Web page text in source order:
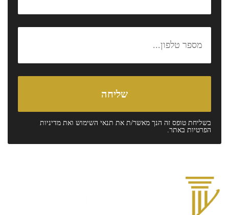
בשליחת טופס זה הנך מאשר/ת את תנאי השימוש ואת מדיניות
הפרטיות באתר.